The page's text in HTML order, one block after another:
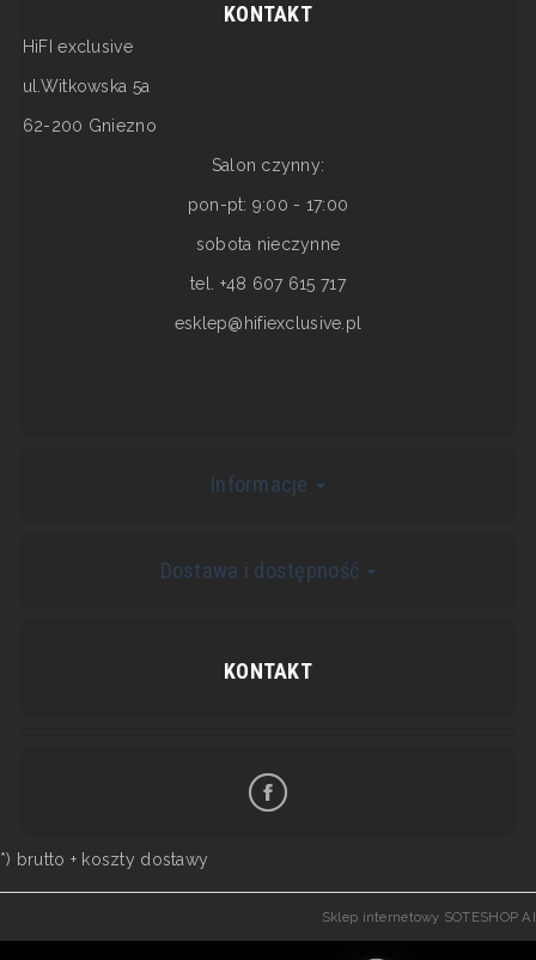
KONTAKT
HiFI exclusive
ul.Witkowska 5a
62-200 Gniezno
Salon czynny:
pon-pt: 9:00 - 17:00
sobota nieczynne
tel. +48 607 615 717
esklep@hifiexclusive.pl
Informacje
Dostawa i dostępność
KONTAKT
*) brutto + koszty dostawy
Sklep internetowy SOTESHOP AI